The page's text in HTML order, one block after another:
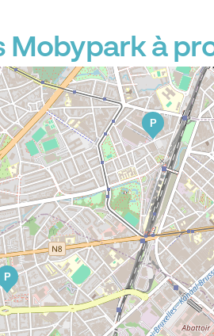
Mobypark à
P
P
P